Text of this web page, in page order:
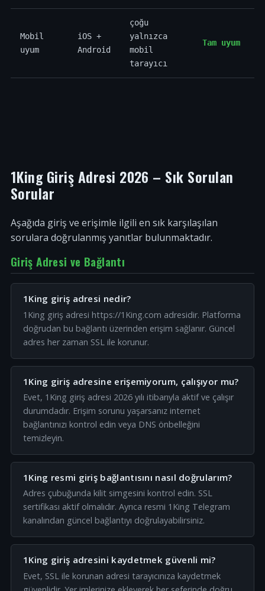
Mobil
uyum
iOS +
Android
çoğu
yalnızca
mobil
tarayıcı
Tam uyum
1King Giriş Adresi 2026 – Sık Sorulan
Sorular
Aşağıda giriş ve erişimle ilgili en sık karşılaşılan
sorulara doğrulanmış yanıtlar bulunmaktadır.
Giriş Adresi ve Bağlantı
1King giriş adresi nedir?
1King giriş adresi https://1King.com adresidir. Platforma
doğrudan bu bağlantı üzerinden erişim sağlanır. Güncel
adres her zaman SSL ile korunur.
1King giriş adresine erişemiyorum, çalışıyor mu?
Evet, 1King giriş adresi 2026 yılı itibarıyla aktif ve çalışır
durumdadır. Erişim sorunu yaşarsanız internet
bağlantınızı kontrol edin veya DNS önbelleğini
temizleyin.
1King resmi giriş bağlantısını nasıl doğrularım?
Adres çubuğunda kilit simgesini kontrol edin. SSL
sertifikası aktif olmalıdır. Ayrıca resmi 1King Telegram
kanalından güncel bağlantıyı doğrulayabilirsiniz.
1King giriş adresini kaydetmek güvenli mi?
Evet, SSL ile korunan adresi tarayıcınıza kaydetmek